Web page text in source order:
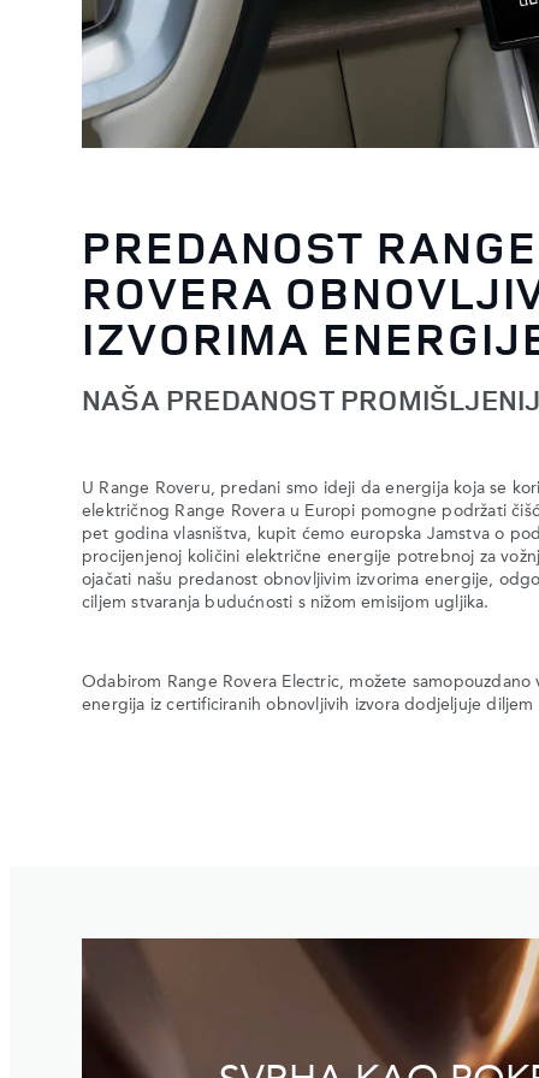
PREDANOST RANGE
ROVERA
IZVORIMA
NAŠA PREDANOST
U Range Roveru, predani smo ideji da energija koja se
električnog Range Rovera u Europi pomogne podržati
pet godina vlasništva, kupit ćemo europska Jamstva o
procijenjenoj količini električne energije potrebnoj za
ojačati našu predanost obnovljivim izvorima energije,
ciljem stvaranja budućnosti s nižom emisijom ugljika.
Odabirom Range Rovera Electric, možete samopouzdano
energija iz certificiranih obnovljivih izvora dodjeljuje diljem